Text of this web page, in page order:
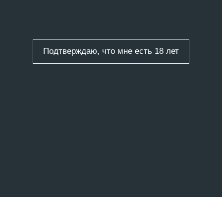
Подтверждаю, что мне есть 18 лет